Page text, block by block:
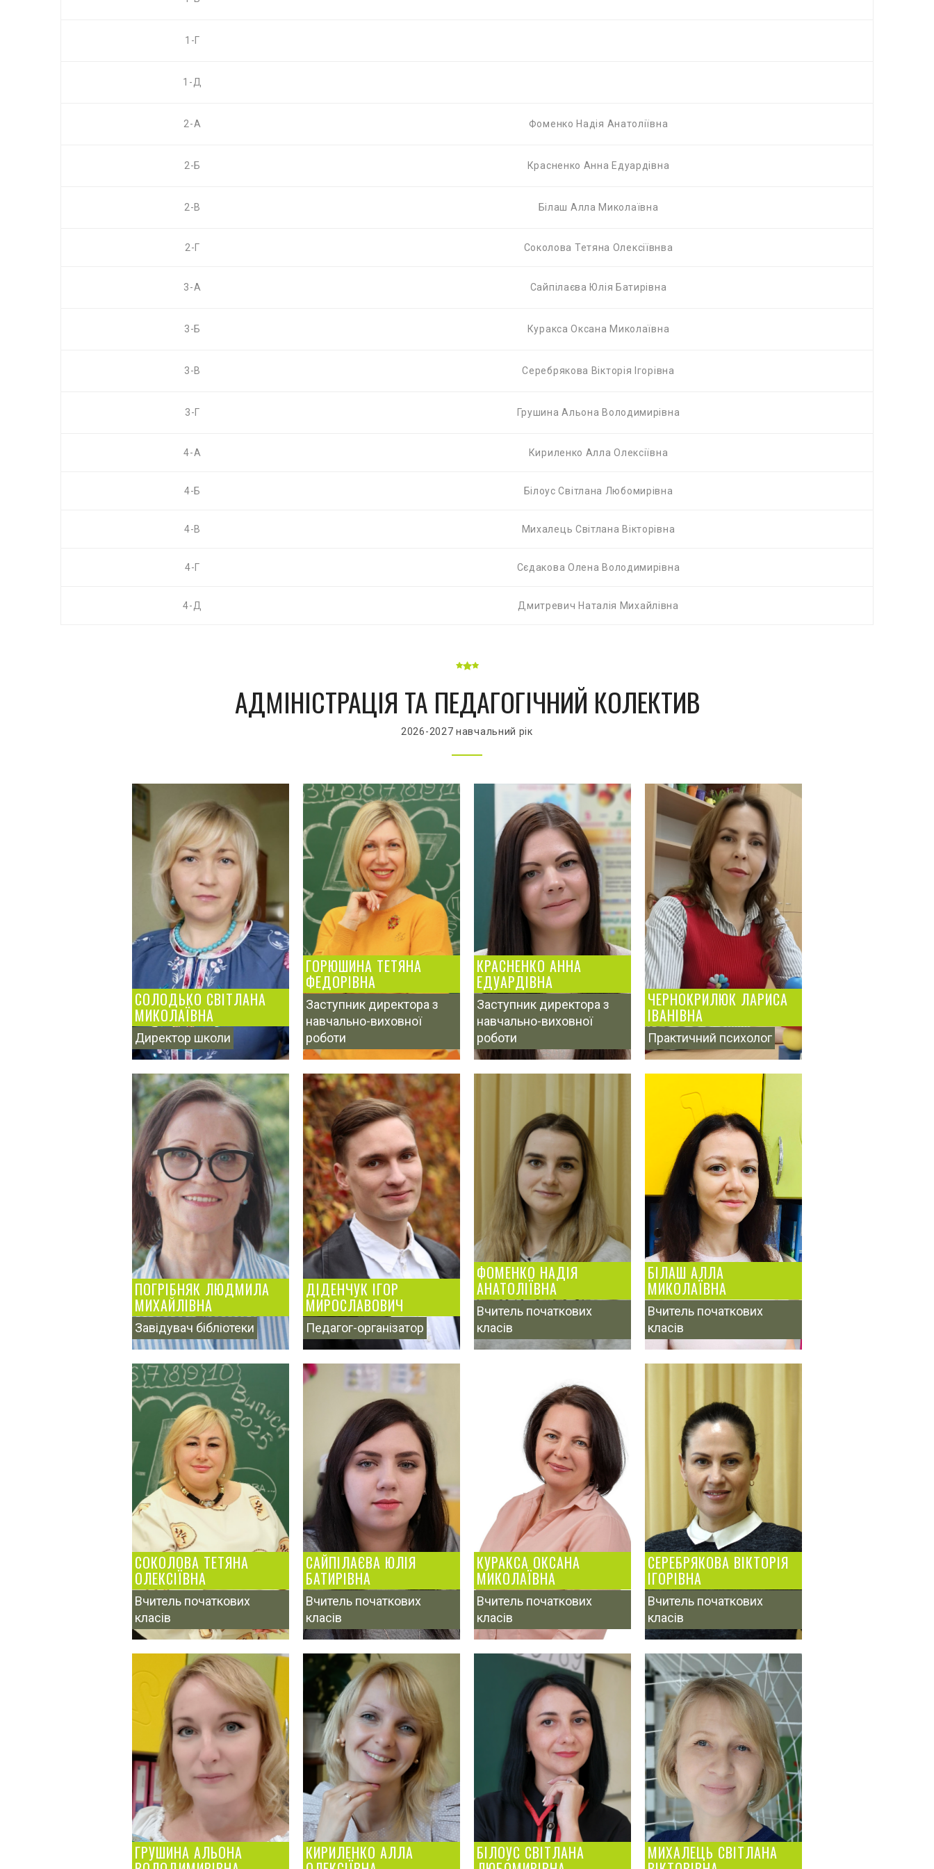
1-Г
1-Д
2-А Фоменко Надія Анатоліївна
2-Б Красненко Анна Едуардівна
2-В Білаш Алла Миколаївна
2-Г Соколова Тетяна Олексіївнва
3-А Сайпілаєва Юлія Батирівна
3-Б Куракса Оксана Миколаївна
3-В Серебрякова Вікторія Ігорівна
3-Г Грушина Альона Володимирівна
4-А Кириленко Алла Олексіївна
4-Б Білоус Світлана Любомирівна
4-В Михалець Світлана Вікторівна
4-Г Сєдакова Олена Володимирівна
4-Д Дмитревич Наталія Михайлівна
АДМІНІСТРАЦІЯ ТА ПЕДАГОГІЧНИЙ КОЛЕКТИВ
2026-2027 навчальний рік
СОЛОДЬКО СВІТЛАНА
МИКОЛАЇВНА
Директор школи
ГОРЮШИНА ТЕТЯНА
ФЕДОРІВНА
Заступник директора з
навчально-виховної
роботи
КРАСНЕНКО АННА
ЕДУАРДІВНА
Заступник директора з
навчально-виховної
роботи
ЧЕРНОКРИЛЮК ЛАРИСА
ІВАНІВНА
Практичний психолог
ПОГРІБНЯК ЛЮДМИЛА
МИХАЙЛІВНА
Завідувач бібліотеки
ДІДЕНЧУК ІГОР
МИРОСЛАВОВИЧ
Педагог-організатор
ФОМЕНКО НАДІЯ
АНАТОЛІЇВНА
Вчитель початкових
класів
БІЛАШ АЛЛА
МИКОЛАЇВНА
Вчитель початкових
класів
СОКОЛОВА ТЕТЯНА
ОЛЕКСІЇВНА
Вчитель початкових
класів
САЙПІЛАЄВА ЮЛІЯ
БАТИРІВНА
Вчитель початкових
класів
КУРАКСА ОКСАНА
МИКОЛАЇВНА
Вчитель початкових
класів
СЕРЕБРЯКОВА ВІКТОРІЯ
ІГОРІВНА
Вчитель початкових
класів
ГРУШИНА АЛЬОНА КИРИЛЕНКО АЛЛА БІЛОУС СВІТЛАНА МИХАЛЕЦЬ СВІТЛАНА